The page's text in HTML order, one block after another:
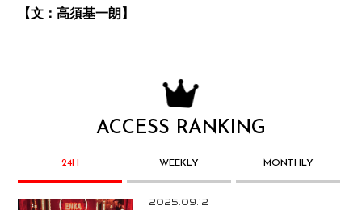
【文：高須基一朗】
ACCESS RANKING
24H WEEKLY MONTHLY
2025.09.12